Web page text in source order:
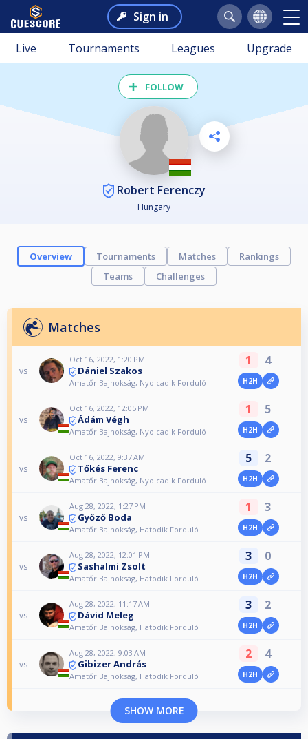
Sign in
Live Tournaments Leagues Upgrade
FOLLOW
Robert Ferenczy
Hungary
Overview Tournaments Matches
Rankings
Teams
Challenges
Matches
vs
Oct 16, 2022, 1:20 PM
Dániel Szakos
Amatőr Bajnokság, Nyolcadik Forduló
1 4
H2H
vs
Oct 16, 2022, 12:05 PM
Ádám Végh
Amatőr Bajnokság, Nyolcadik Forduló
1 5
H2H
vs
Oct 16, 2022, 9:37 AM
Tőkés Ferenc
Amatőr Bajnokság, Nyolcadik Forduló
5 2
H2H
vs
Aug 28, 2022, 1:27 PM
Győző Boda
Amatőr Bajnokság, Hatodik Forduló
1 3
H2H
vs
Aug 28, 2022, 12:01 PM
Sashalmi Zsolt
Amatőr Bajnokság, Hatodik Forduló
3 0
H2H
vs
Aug 28, 2022, 11:17 AM
Dávid Meleg
Amatőr Bajnokság, Hatodik Forduló
3 2
H2H
vs
Aug 28, 2022, 9:03 AM
Gibizer András
Amatőr Bajnokság, Hatodik Forduló
2 4
H2H
SHOW MORE